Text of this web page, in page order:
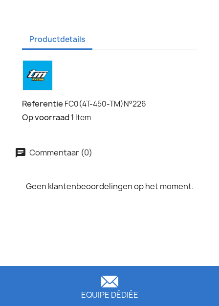
Productdetails
Referentie FC0(4T-450-TM)N°226
Op voorraad 1 Item
Commentaar (0)
Geen klantenbeoordelingen op het moment.
EQUIPE DÉDIÉE